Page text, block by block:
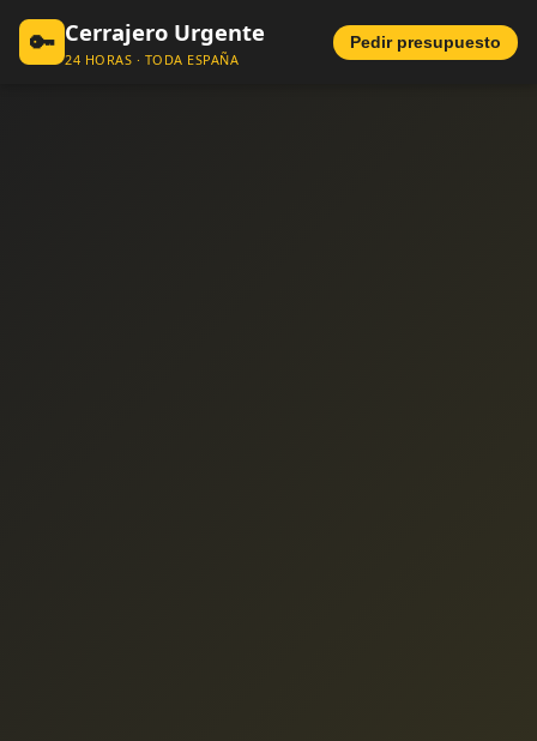
🔑 Cerrajero Urgente
24 HORAS · TODA ESPAÑA
Pedir presupuesto